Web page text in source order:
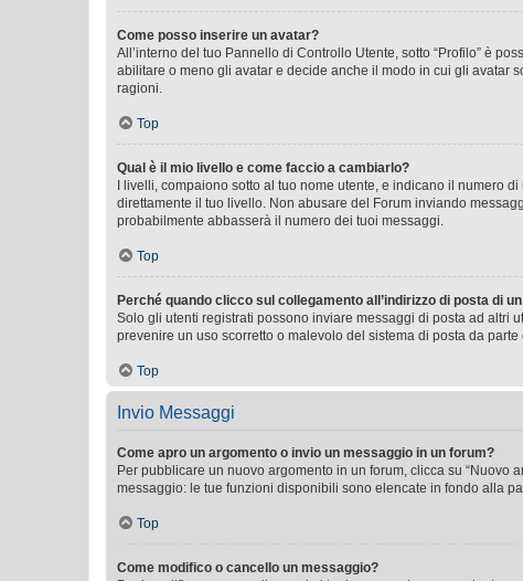
Come posso inserire un avatar?
All’interno del tuo Pannello di Controllo Utente, sotto “Profilo” è
abilitare o meno gli avatar e decide anche il modo in cui gli avatar
ragioni.
Top
Qual è il mio livello e come faccio a cambiarlo?
I livelli, compaiono sotto al tuo nome utente, e indicano il numero
direttamente il tuo livello. Non abusare del Forum inviando
probabilmente abbasserà il numero dei tuoi messaggi.
Top
Perché quando clicco sul collegamento all’indirizzo di posta di
Solo gli utenti registrati possono inviare messaggi di posta ad altri
prevenire un uso scorretto o malevolo del sistema di posta da
Top
Invio Messaggi
Come apro un argomento o invio un messaggio in un forum?
Per pubblicare un nuovo argomento in un forum, clicca su “Nuovo
messaggio: le tue funzioni disponibili sono elencate in fondo alla
Top
Come modifico o cancello un messaggio?